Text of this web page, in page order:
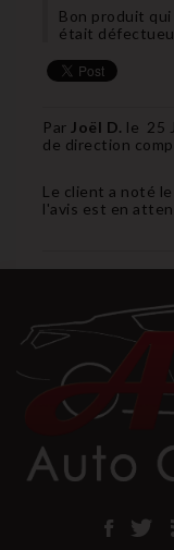
Bon produit
était
Par Joël D. le 25
de direction
Le client a noté
l'avis est en